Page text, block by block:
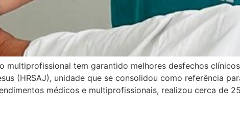
multiprofissional tem garantido melhores desfechos
(HRSAJ), unidade que se consolidou como referência
médicos e multiprofissionais, realizou cerca de